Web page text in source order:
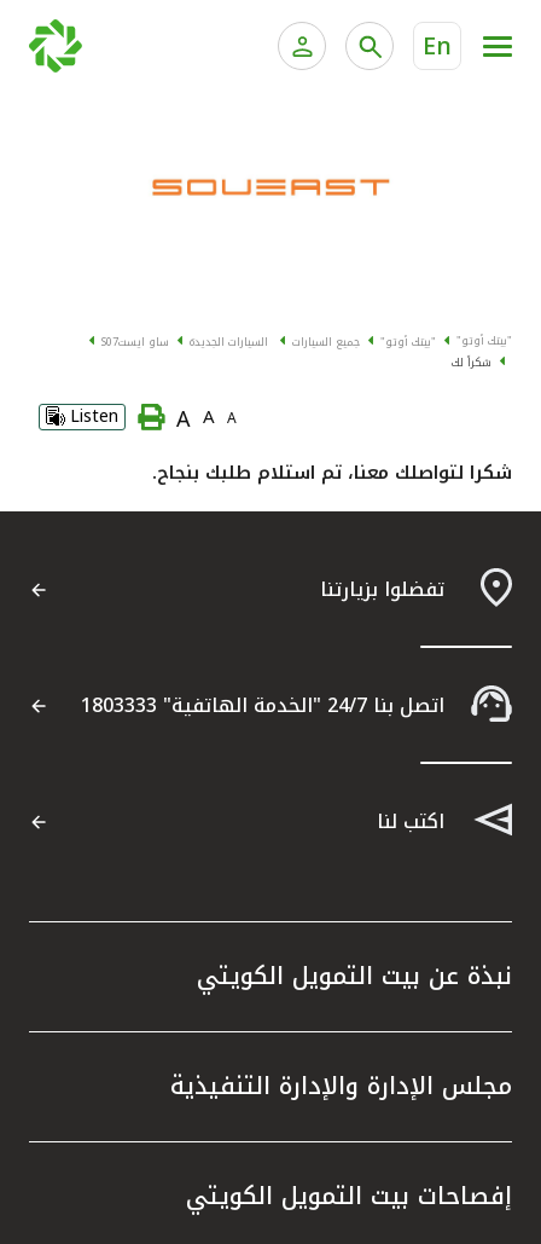
En
الدراجات
مواقع الفروع وأجهزة الصرف الآلي
ألمانيا
تركيا
المملكة المتحدة
مملكة البحرين
"بيتك أوتو" "بيتك أوتو" جميع السيارات السيارات الجديدة ساو ايستS07
شكراً لك
A
A
A
Listen
شكرا لتواصلك معنا، تم استلام طلبك بنجاح.
تفضلوا بزيارتنا
اتصل بنا 24/7 "الخدمة الهاتفية" 1803333
اكتب لنا
نبذة عن بيت التمويل الكويتي
مجلس الإدارة والإدارة التنفيذية
إفصاحات بيت التمويل الكويتي